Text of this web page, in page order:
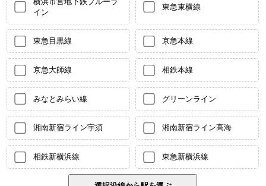
イン
東急東横線
東急目黒線 京急本線
京急大師線 相鉄本線
みなとみらい線 グリーンライン
湘南新宿ライン宇須 湘南新宿ライン高海
相鉄新横浜線 東急新横浜線